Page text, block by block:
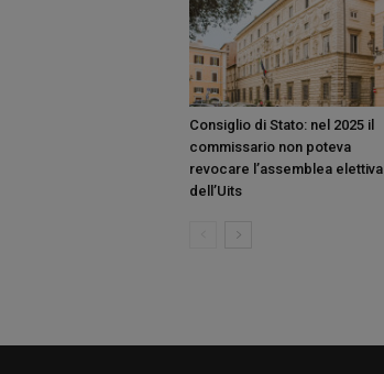
Consiglio di Stato: nel 2025 il
commissario non poteva
revocare l’assemblea elettiva
dell’Uits